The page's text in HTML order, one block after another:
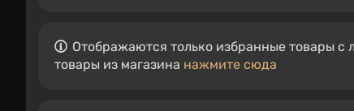
Отображаются только избранные товары с
товары из магазина нажмите сюда